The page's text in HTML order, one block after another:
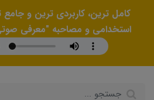
کامل ترین، کاربردی ترین و
استخدامی و مصاحبه "معرفی